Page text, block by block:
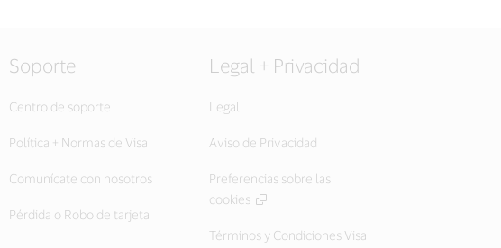
Soporte
Centro de soporte
Política + Normas de Visa
Comunícate con nosotros
Pérdida o Robo de tarjeta
Legal + Privacidad
Legal
Aviso de Privacidad
Preferencias sobre las
cookies
Términos y Condiciones Visa